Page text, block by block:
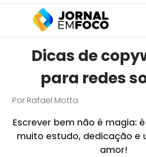
conteúdoDicas de
para redes
PorRafael Motta
Escrever bem não é magia:
muito estudo, dedicação e
amor!